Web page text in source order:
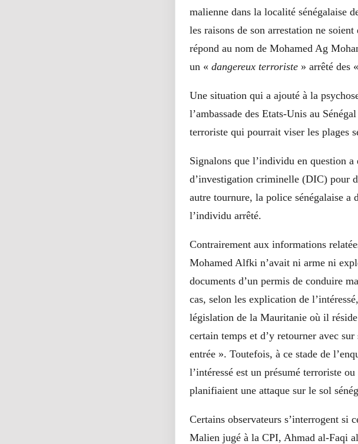
malienne dans la localité sénégalaise
les raisons de son arrestation ne
répond au nom de Mohamed Ag
un « dangereux terroriste » arrêté des «
Une situation qui a ajouté à la
l’ambassade des Etats-Unis au
terroriste qui pourrait viser les plages
Signalons que l’individu en question
d’investigation criminelle (DIC) pour
autre tournure, la police sénégalaise
l’individu arrêté.
Contrairement aux informations
Mohamed Alfki n’avait ni arme ni
documents d’un permis de conduire
cas, selon les explication de
législation de la Mauritanie où il
certain temps et d’y retourner avec
entrée ». Toutefois, à ce stade de
l’intéressé est un présumé terroriste
planifiaient une attaque sur le sol
Certains observateurs s’interrogent si
Malien jugé à la CPI, Ahmad al-Faqi